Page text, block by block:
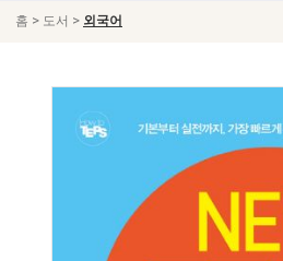
홈 > 도서 > 외국어